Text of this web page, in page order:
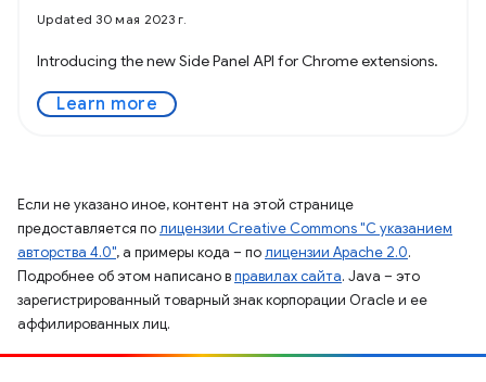
Updated 30 мая 2023 г.
Introducing the new Side Panel API for Chrome extensions.
Learn more
Если не указано иное, контент на этой странице
предоставляется полицензии Creative Commons "С указанием
авторства 4.0", а примеры кода – полицензии Apache 2.0.
Подробнее об этом написано вправилах сайта. Java – это
зарегистрированный товарный знак корпорации Oracle и ее
аффилированных лиц.